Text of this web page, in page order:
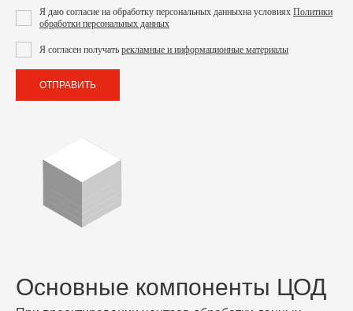
Я даю согласие на обработку персональных данныхна условиях Политики
обработки персональных данных
Я согласен получать рекламные и информационные материалы
ОТПРАВИТЬ
Основные компоненты ЦОД